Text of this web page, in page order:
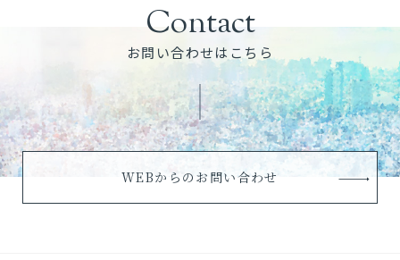
Contact
お問い合わせはこちら
WEBからのお問い合わせ